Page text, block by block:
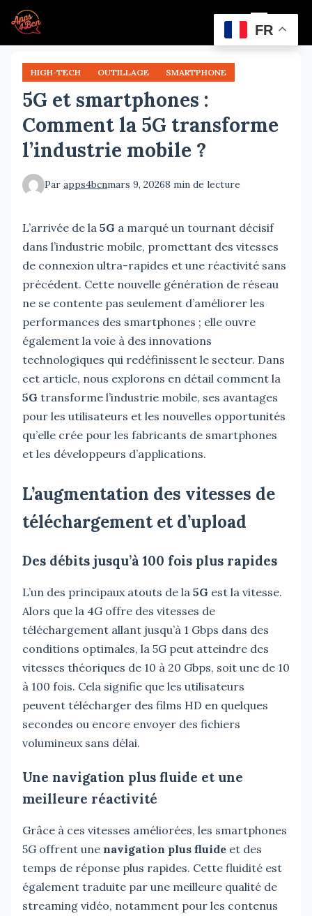
Aller
au
contenu
principal
HIGH-TECH OUTILLAGE SMARTPHONE
5G et smartphones :
Comment la 5G transforme
l’industrie mobile ?
Par apps4bcnmars 9, 20268 min de lecture
L’arrivée de la 5G a marqué un tournant décisif
dans l’industrie mobile, promettant des vitesses
de connexion ultra-rapides et une réactivité sans
précédent. Cette nouvelle génération de réseau
ne se contente pas seulement d’améliorer les
performances des smartphones ; elle ouvre
également la voie à des innovations
technologiques qui redéfinissent le secteur. Dans
cet article, nous explorons en détail comment la
5G transforme l’industrie mobile, ses avantages
pour les utilisateurs et les nouvelles opportunités
qu’elle crée pour les fabricants de smartphones
et les développeurs d’applications.
L’augmentation des vitesses de
téléchargement et d’upload
Des débits jusqu’à 100 fois plus rapides
L’un des principaux atouts de la 5G est la vitesse.
Alors que la 4G offre des vitesses de
téléchargement allant jusqu’à 1 Gbps dans des
conditions optimales, la 5G peut atteindre des
vitesses théoriques de 10 à 20 Gbps, soit une de 10
à 100 fois. Cela signifie que les utilisateurs
peuvent télécharger des films HD en quelques
secondes ou encore envoyer des fichiers
volumineux sans délai.
Une navigation plus fluide et une
meilleure réactivité
Grâce à ces vitesses améliorées, les smartphones
5G offrent une navigation plus fluide et des
temps de réponse plus rapides. Cette fluidité est
également traduite par une meilleure qualité de
streaming vidéo, notamment pour les contenus
FR